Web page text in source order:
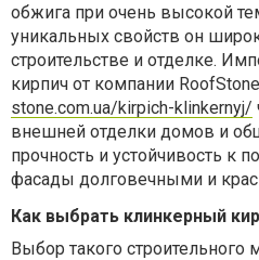
обжига при очень высокой
уникальных свойств он
строительстве и отделке.
кирпич от компании RoofStone
stone.com.ua/kirpich-klinkernyj/
внешней отделки домов и
прочность и устойчивость к
фасады долговечными и
Как выбрать клинкерный
Выбор такого строительного